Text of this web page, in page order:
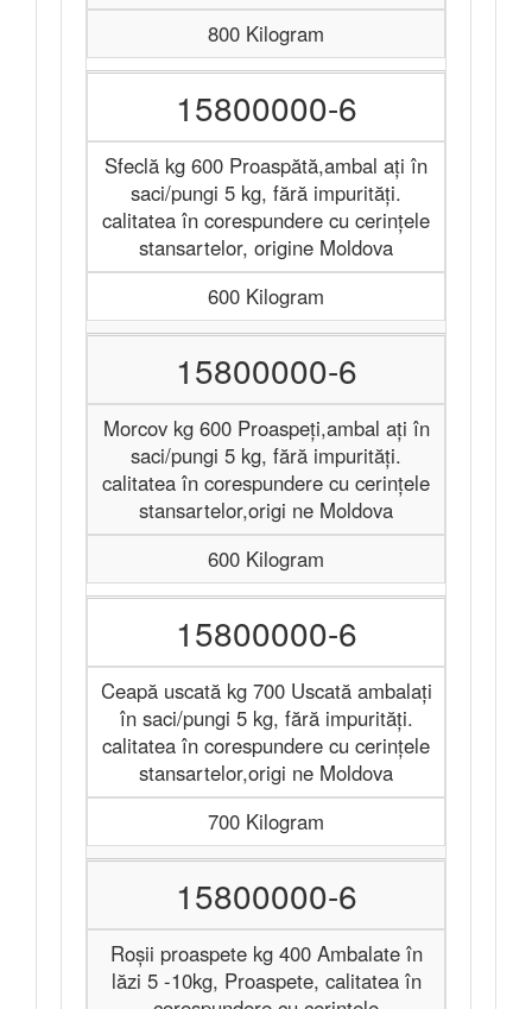
800 Kilogram
15800000-6
Sfeclă kg 600 Proaspătă,ambal ați în
saci/pungi 5 kg, fără impurități.
calitatea în corespundere cu cerințele
stansartelor, origine Moldova
600 Kilogram
15800000-6
Morcov kg 600 Proaspeți,ambal ați în
saci/pungi 5 kg, fără impurități.
calitatea în corespundere cu cerințele
stansartelor,origi ne Moldova
600 Kilogram
15800000-6
Ceapă uscată kg 700 Uscată ambalați
în saci/pungi 5 kg, fără impurități.
calitatea în corespundere cu cerințele
stansartelor,origi ne Moldova
700 Kilogram
15800000-6
Roșii proaspete kg 400 Ambalate în
lăzi 5 -10kg, Proaspete, calitatea în